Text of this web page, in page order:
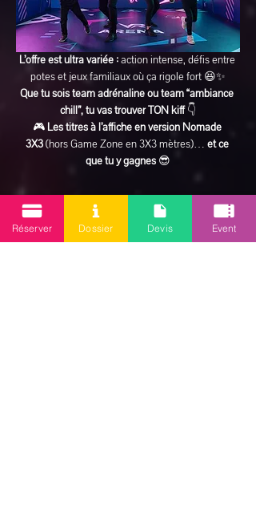
L’offre est ultra variée : action intense, défis entre
potes et jeux familiaux où ça rigole fort 😆✨
Que tu sois team adrénaline ou team “ambiance
chill”, tu vas trouver TON kiff 👇
🎮 Les titres à l’affiche en version Nomade
3X3 (hors Game Zone en 3X3 mètres)… et ce
que tu y gagnes 😎
En lire plus >
Réserver Dossier Devis Event